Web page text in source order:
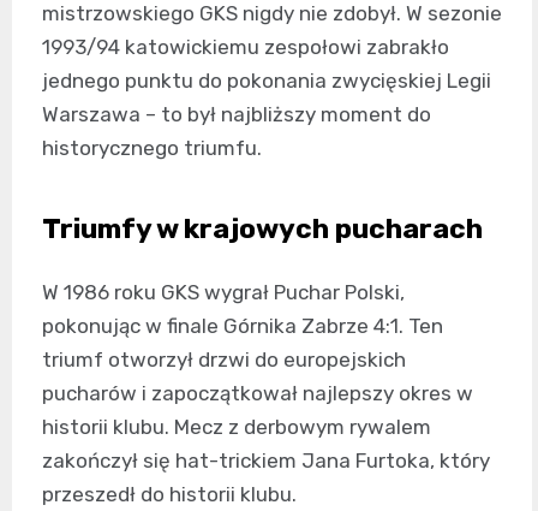
mistrzowskiego GKS nigdy nie zdobył. W sezonie
1993/94 katowickiemu zespołowi zabrakło
jednego punktu do pokonania zwycięskiej Legii
Warszawa – to był najbliższy moment do
historycznego triumfu.
Triumfy w krajowych pucharach
W 1986 roku GKS wygrał Puchar Polski,
pokonując w finale Górnika Zabrze 4:1. Ten
triumf otworzył drzwi do europejskich
pucharów i zapoczątkował najlepszy okres w
historii klubu. Mecz z derbowym rywalem
zakończył się hat-trickiem Jana Furtoka, który
przeszedł do historii klubu.